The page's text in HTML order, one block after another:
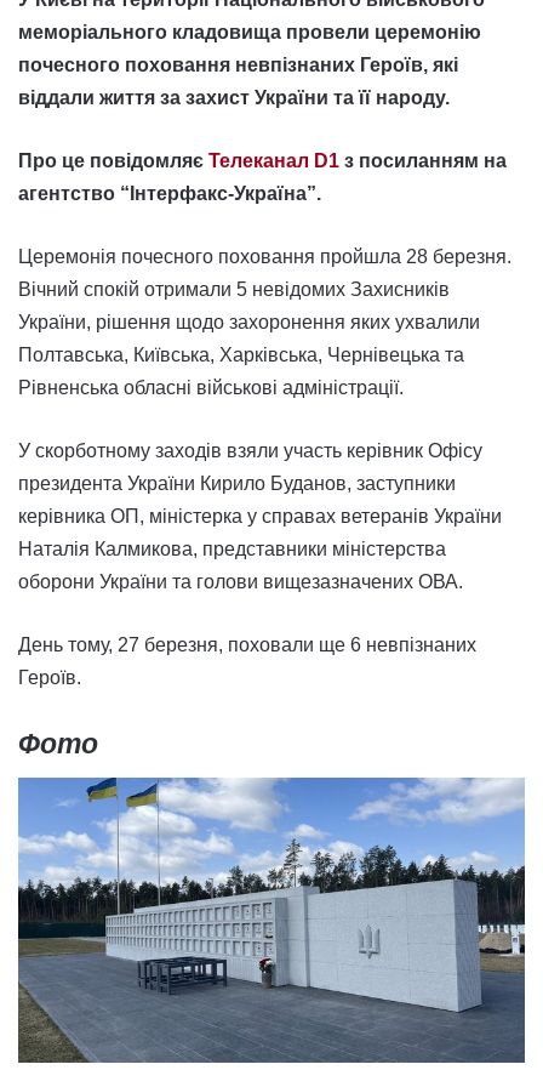
меморіального кладовища провели церемонію
почесного поховання невпізнаних Героїв, які
віддали життя за захист України та її народу.
Про це повідомляє Телеканал D1 з посиланням на
агентство “Інтерфакс-Україна”.
Церемонія почесного поховання пройшла 28 березня.
Вічний спокій отримали 5 невідомих Захисників
України, рішення щодо захоронення яких ухвалили
Полтавська, Київська, Харківська, Чернівецька та
Рівненська обласні військові адміністрації.
У скорботному заходів взяли участь керівник Офісу
президента України Кирило Буданов, заступники
керівника ОП, міністерка у справах ветеранів України
Наталія Калмикова, представники міністерства
оборони України та голови вищезазначених ОВА.
День тому, 27 березня, поховали ще 6 невпізнаних
Героїв.
Фото